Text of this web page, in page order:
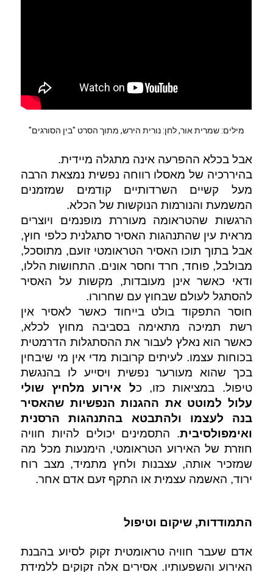
מילים: שמרית אור, לחן: נורית הירש, מתוך הסרט "בין הסורגים"
אבל בכלא ההפרעה אינה מתגלה מיידית.
המשמעת והנורמות הנוקשות של הכלא.
ודאי כאשר אינן מעובדות, מקשות על האסיר
להסתגל לעולם שבחוץ עם שחרורו.
כאשר הוא נאלץ לעבור את ההסתגלות הדרמטית
בכך שהוא מעורער נפשית ויסייע לו בהנגשת
טיפול. במציאות כזו, כ
עלול למוטט את ההגנות הנפשיות שהאסיר
בנה לעצמו ולהתבטא בהתנהגות הרסנית
ואימפולסיבית
ירוד, האשמה עצמית או התקף זעם אדם אחר.
התמודדות, שיקום וטיפול
אדם שעבר חוויה טראומטית זקוק לסיוע בהבנת
האירוע והשפעותיו. אסירים אלה זקוקים ללמידת